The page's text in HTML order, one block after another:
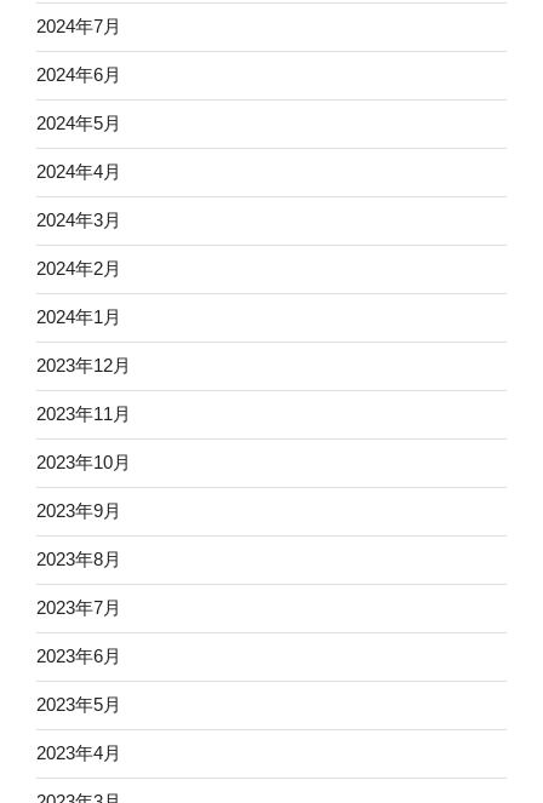
2024年7月
2024年6月
2024年5月
2024年4月
2024年3月
2024年2月
2024年1月
2023年12月
2023年11月
2023年10月
2023年9月
2023年8月
2023年7月
2023年6月
2023年5月
2023年4月